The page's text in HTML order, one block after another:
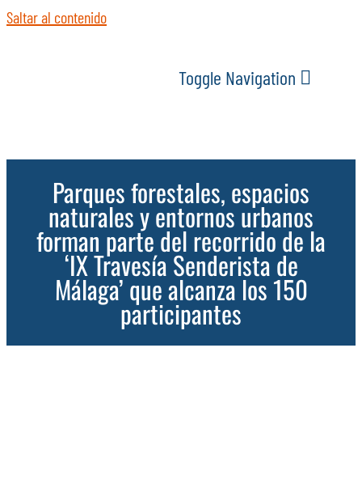
Saltar al contenido
Toggle Navigation
ACTUALIDAD
SERVICIOS
EVENTOS
ESPACIOS
Parques forestales, espacios
naturales y entornos urbanos
forman parte del recorrido de la
‘IX Travesía Senderista de
Málaga’ que alcanza los 150
participantes